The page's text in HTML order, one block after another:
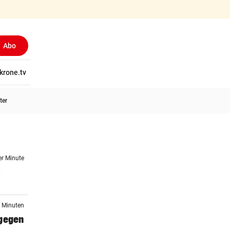
Abo
krone.tv
Minute
Minuten